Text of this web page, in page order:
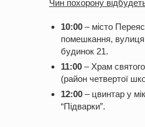
Чин похорону
10:00 – місто
помешкання, вулиця
будинок 21.
11:00 – Храм
(район четвертої
12:00 – цвинтар у
“Підварки”.